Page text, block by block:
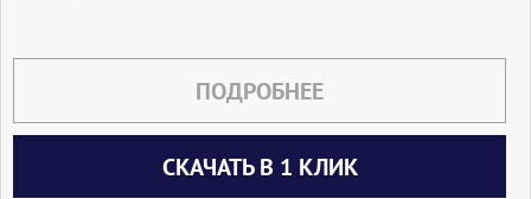
ПОДРОБНЕЕ
СКАЧАТЬ В 1 КЛИК